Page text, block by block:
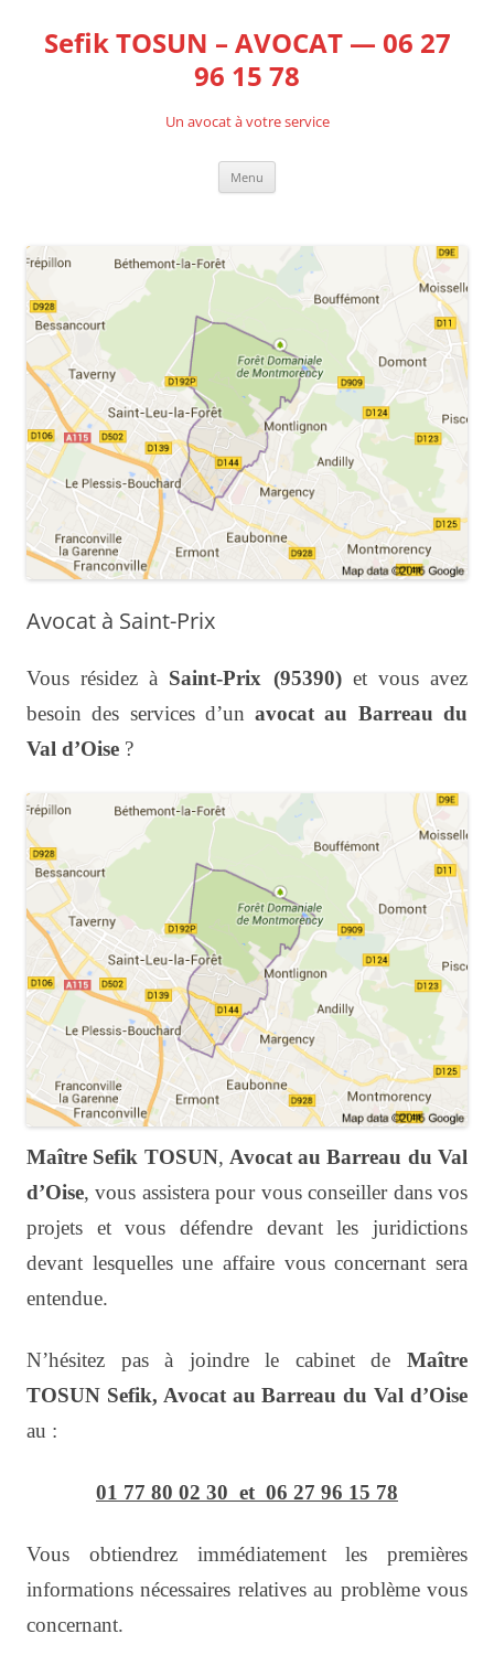
contenu
Sefik TOSUN – AVOCAT — 06 27
96 15 78
Un avocat à votre service
Menu
Avocat à Saint-Prix
Vous résidez à Saint-Prix (95390)et vous avez
besoin des services d’unavocat au Barreau du
Val d’Oise ?
Maître Sefik TOSUN, Avocat au Barreau du Val
d’Oise, vous assistera pour vous conseiller dans vos
projets et vous défendre devant les juridictions
devant lesquelles une affaire vous concernant sera
entendue.
N’hésitez pas à joindre le cabinet de Maître
TOSUN Sefik, Avocat au Barreau du Val d’Oise
au :
01 77 80 02 30 et 06 27 96 15 78
Vous obtiendrez immédiatement les premières
informations nécessaires relatives au problème vous
concernant.